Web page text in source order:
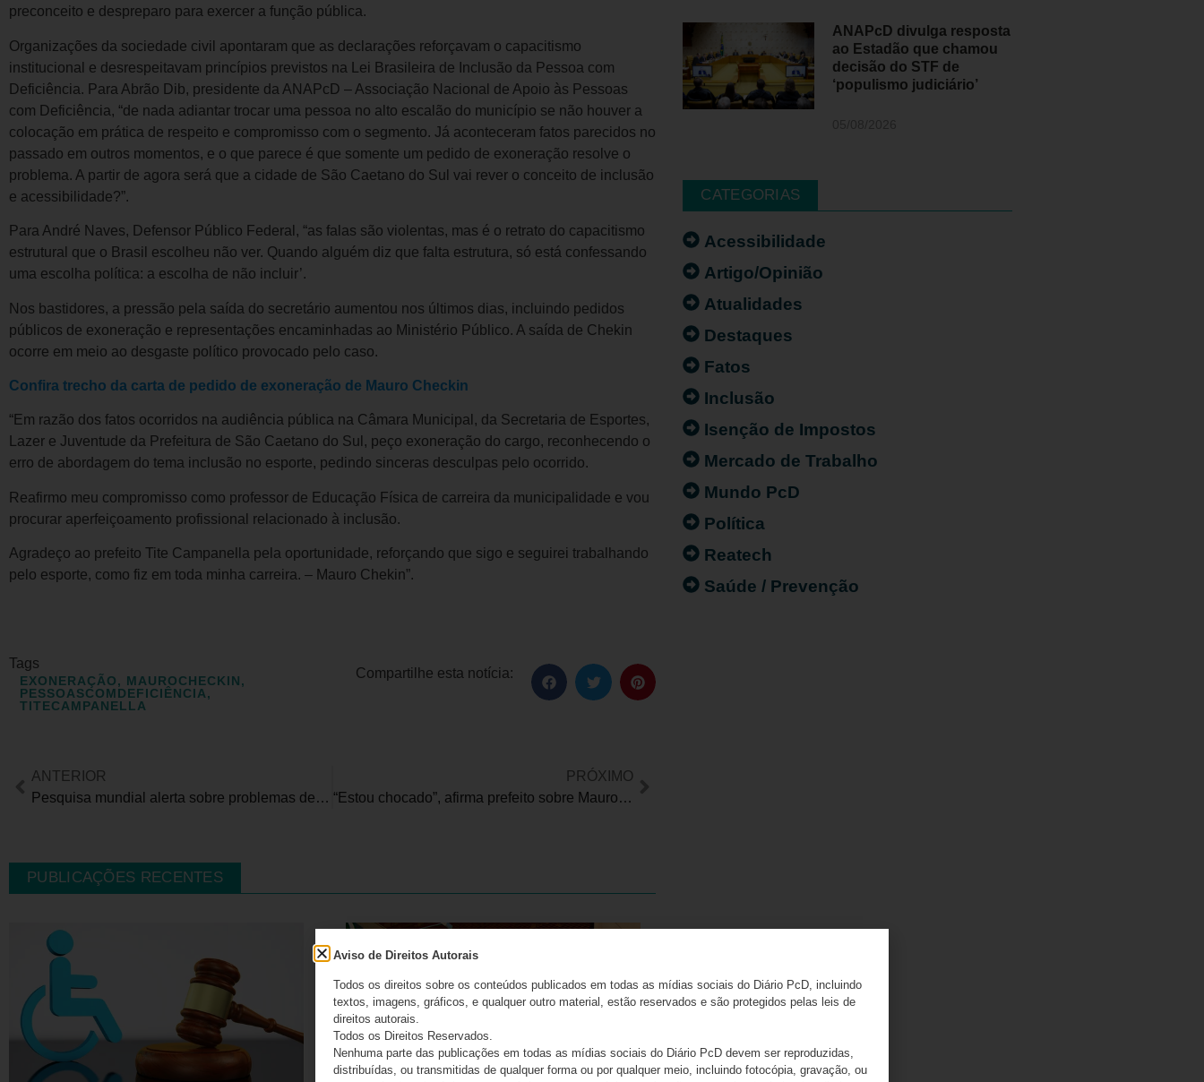
preconceito e despreparo para exercer a função pública.
Organizações da sociedade civil apontaram que as declarações reforçavam o capacitismo
institucional e desrespeitavam princípios previstos na Lei Brasileira de Inclusão da Pessoa com
Deficiência. Para Abrão Dib, presidente da ANAPcD – Associação Nacional de Apoio às Pessoas
com Deficiência, “de nada adiantar trocar uma pessoa no alto escalão do município se não houver a
colocação em prática de respeito e compromisso com o segmento. Já aconteceram fatos parecidos no
passado em outros momentos, e o que parece é que somente um pedido de exoneração resolve o
problema. A partir de agora será que a cidade de São Caetano do Sul vai rever o conceito de inclusão
e acessibilidade?”.
Para André Naves, Defensor Público Federal, “as falas são violentas, mas é o retrato do capacitismo
estrutural que o Brasil escolheu não ver. Quando alguém diz que falta estrutura, só está confessando
uma escolha política: a escolha de não incluir’.
Nos bastidores, a pressão pela saída do secretário aumentou nos últimos dias, incluindo pedidos
públicos de exoneração e representações encaminhadas ao Ministério Público. A saída de Chekin
ocorre em meio ao desgaste político provocado pelo caso.
Confira trecho da carta de pedido de exoneração de Mauro Checkin
“Em razão dos fatos ocorridos na audiência pública na Câmara Municipal, da Secretaria de Esportes,
Lazer e Juventude da Prefeitura de São Caetano do Sul, peço exoneração do cargo, reconhecendo o
erro de abordagem do tema inclusão no esporte, pedindo sinceras desculpas pelo ocorrido.
Reafirmo meu compromisso como professor de Educação Física de carreira da municipalidade e vou
procurar aperfeiçoamento profissional relacionado à inclusão.
Agradeço ao prefeito Tite Campanella pela oportunidade, reforçando que sigo e seguirei trabalhando
pelo esporte, como fiz em toda minha carreira. – Mauro Chekin”.
Tags
EXONERAÇÃO, MAUROCHECKIN,
PESSOASCOMDEFICIÊNCIA,
TITECAMPANELLA
Compartilhe esta notícia:
ANTERIOR
Pesquisa mundial alerta sobre problemas de pele em crianças e adolescentes que utilizam dispositivos para controlar diabetes
PRÓXIMO
“Estou chocado”, afirma prefeito sobre Mauro Checkin
PUBLICAÇÕES RECENTES
ANAPcD divulga resposta
ao Estadão que chamou
decisão do STF de
‘populismo judiciário’
CATEGORIAS
Acessibilidade
Artigo/Opinião
Atualidades
Destaques
Fatos
Inclusão
Isenção de Impostos
Mercado de Trabalho
Mundo PcD
Política
Reatech
Saúde / Prevenção
Aviso de Direitos Autorais
Todos os direitos sobre os conteúdos publicados em todas as mídias sociais do Diário PcD, incluindo
textos, imagens, gráficos, e qualquer outro material, estão reservados e são protegidos pelas leis de
direitos autorais.
Todos os Direitos Reservados.
Nenhuma parte das publicações em todas as mídias sociais do Diário PcD devem ser reproduzidas,
distribuídas, ou transmitidas de qualquer forma ou por qualquer meio, incluindo fotocópia, gravação, ou